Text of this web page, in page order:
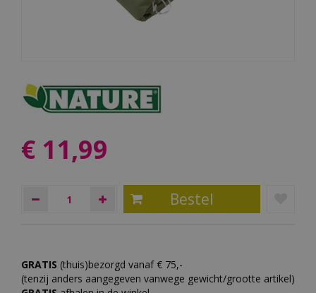
€ 11,99
GRATIS (thuis)bezorgd vanaf € 75,-
(tenzij anders aangegeven vanwege gewicht/grootte artikel)